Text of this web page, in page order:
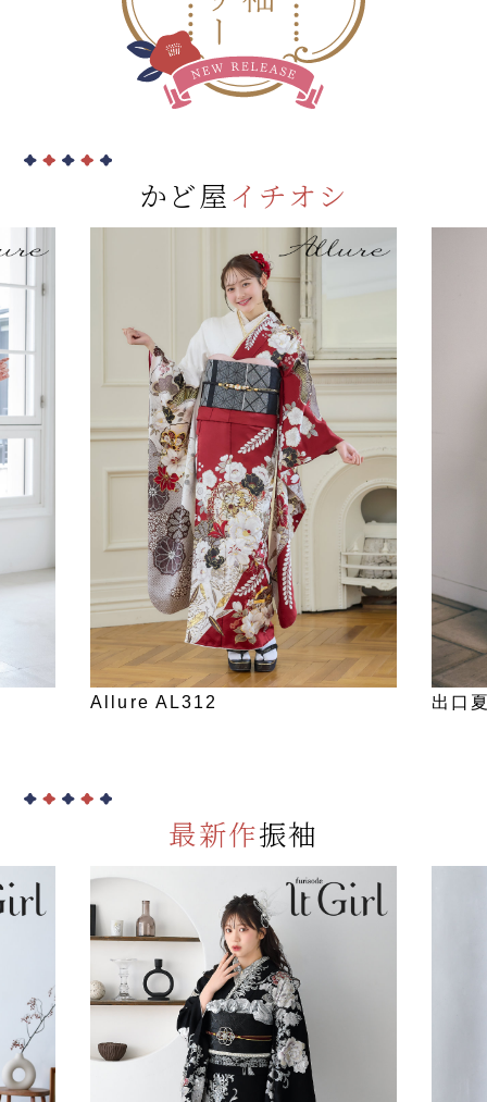
かど屋イチオシ
出口夏希 DN-207 出口
最新作振袖